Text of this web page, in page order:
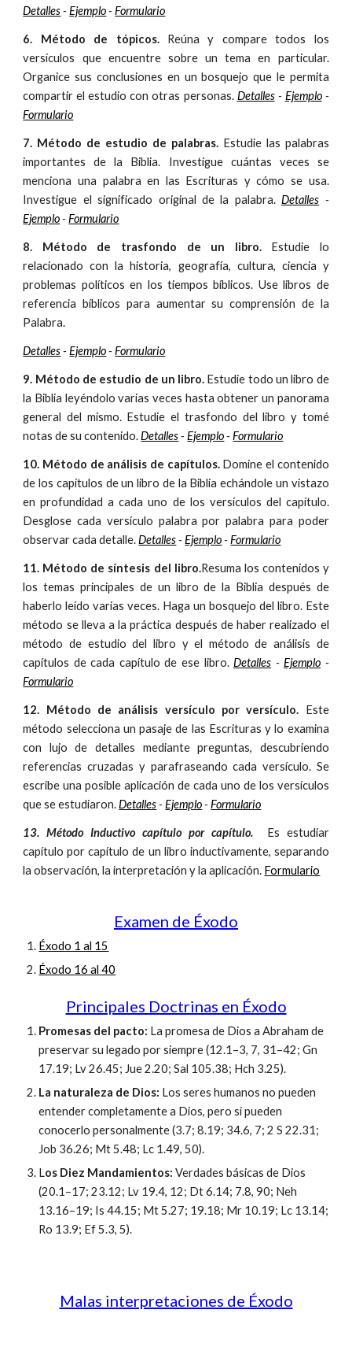
Detalles-Ejemplo-Formulario
6. Método de tópicos.Reúna y compare todos los
versículos que encuentre sobre un tema en particular.
Organice sus conclusiones en un bosquejo que le permita
compartir el estudio con otras personas. Detalles- Ejemplo-
Formulario
7. Método de estudio de palabras.Estudie las palabras
importantes de la Biblia. Investigue cuántas veces se
menciona una palabra en las Escrituras y cómo se usa.
Investigue el significado original de la palabra.Detalles -
Ejemplo-Formulario
8. Método de trasfondo de un libro.Estudie lo
relacionado con la historia, geografía, cultura, ciencia y
problemas políticos en los tiempos bíblicos. Use libros de
referencia bíblicos para aumentar su comprensión de la
Palabra.
Detalles-Ejemplo-Formulario
9. Método de estudio de un libro. Estudie todo un libro de
la Biblia leyéndolo varias veces hasta obtener un panorama
general del mismo. Estudie el trasfondo del libro y tomé
notas de su contenido.Detalles-Ejemplo-Formulario
10. Método de análisis de capítulos.Domine el contenido
de los capítulos de un libro de la Biblia echándole un vistazo
en profundidad a cada uno de los versículos del capítulo.
Desglose cada versículo palabra por palabra para poder
observar cada detalle.Detalles-Ejemplo-Formulario
11. Método de síntesis del libro.Resuma los contenidos y
los temas principales de un libro de la Biblia después de
haberlo leído varias veces. Haga un bosquejo del libro. Este
método se lleva a la práctica después de haber realizado el
método de estudio del libro y el método de análisis de
capítulos de cada capítulo de ese libro.Detalles -Ejemplo -
Formulario
12. Método de análisis versículo por versículo. Este
método selecciona un pasaje de las Escrituras y lo examina
con lujo de detalles mediante preguntas, descubriendo
referencias cruzadas y parafraseando cada versículo. Se
escribe una posible aplicación de cada uno de los versículos
que se estudiaron.Detalles-Ejemplo-Formulario
13. Método Inductivo capítulo por capítulo.
Es estudiar
capítulo por capítulo de un libro inductivamente, separando
la observación, la interpretación y la aplicación. Formulario
Examen de Éxodo
Éxodo 1 al 15
Éxodo 16 al 40
Principales Doctrinas en Éxodo
Promesas del pacto: La promesa de Dios a Abraham de
preservar su legado por siempre (12.1–3, 7, 31–42; Gn
17.19; Lv 26.45; Jue 2.20; Sal 105.38; Hch 3.25).
La naturaleza de Dios: Los seres humanos no pueden
entender completamente a Dios, pero sí pueden
conocerlo personalmente (3.7; 8.19; 34.6, 7; 2 S 22.31;
Job 36.26; Mt 5.48; Lc 1.49, 50).
Los Diez Mandamientos: Verdades básicas de Dios
(20.1–17; 23.12; Lv 19.4, 12; Dt 6.14; 7.8, 90; Neh
13.16–19; Is 44.15; Mt 5.27; 19.18; Mr 10.19; Lc 13.14;
Ro 13.9; Ef 5.3, 5).
Malas interpretaciones de Éxodo